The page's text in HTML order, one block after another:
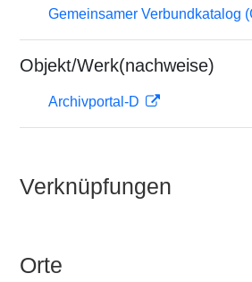
Gemeinsamer Verbundkatalog
Objekt/Werk(nachweise)
Archivportal-D
Verknüpfungen
Orte